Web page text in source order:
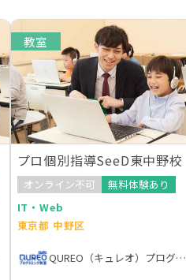
教室
プロ個別指導SeeD東中野校
オンライン不可
無料体験あり
IT・Web
東京都 中野区
QUREO（キュレオ）プログラミング教室